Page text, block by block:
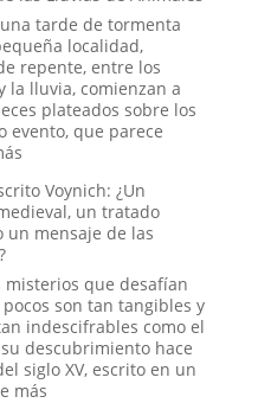
Reconfiguración
del
Orden
Global
en
la
tarde de tormenta
localidad,
repente, entre los
la lluvia, comienzan a
plateados sobre los
evento, que parece
:
el
Cielo
Abre
Compuertas:
El
Misterio
y
la
Ciencia
Voynich: ¿Un
un tratado
un mensaje de las
misterios que desafían
pocos son tan tangibles y
indescifrables como el
descubrimiento hace
siglo XV, escrito en un
más: